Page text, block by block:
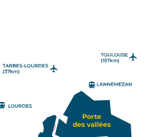
stations a été délimité en
pour favoriser votre
d’elles et retrouvez ses
naturel et culturel et ses